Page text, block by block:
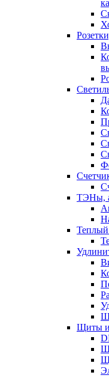
ТЭНы,
Теплый
Щиты